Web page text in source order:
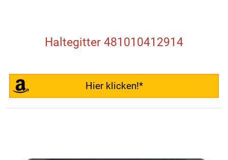
Haltegitter 481010412914
Hier klicken!*